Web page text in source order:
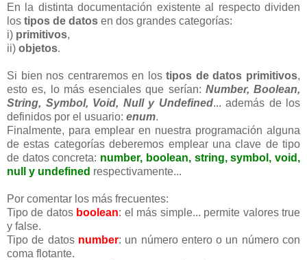
En la distinta documentación existente al respecto dividen
los tipos de datos en dos grandes categorías:
i) primitivos,
ii) objetos.
Si bien nos centraremos en lostipos de datos primitivos,
esto es, lo más esenciales que serían: Number, Boolean,
String, Symbol, Void, Null y Undefined... además de los
definidos por el usuario: enum.
Finalmente, para emplear en nuestra programación alguna
de estas categorías deberemos emplear una clave de tipo
de datos concreta: number, boolean, string, symbol, void,
null y undefined respectivamente...
Por comentar los más frecuentes:
Tipo de datos boolean: el más simple... permite valores true
y false.
Tipo de datos number: un número entero o un número con
coma flotante.